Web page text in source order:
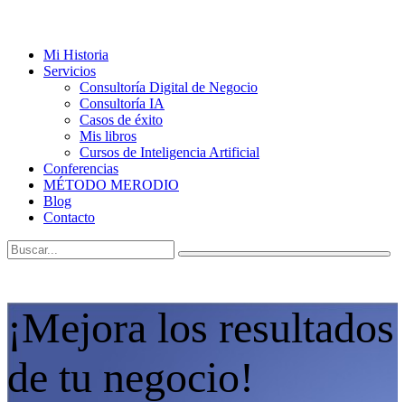
Mi Historia
Servicios
Consultoría Digital de Negocio
Consultoría IA
Casos de éxito
Mis libros
Cursos de Inteligencia Artificial
Conferencias
MÉTODO MERODIO
Blog
Contacto
¡Mejora los resultados
de tu negocio!